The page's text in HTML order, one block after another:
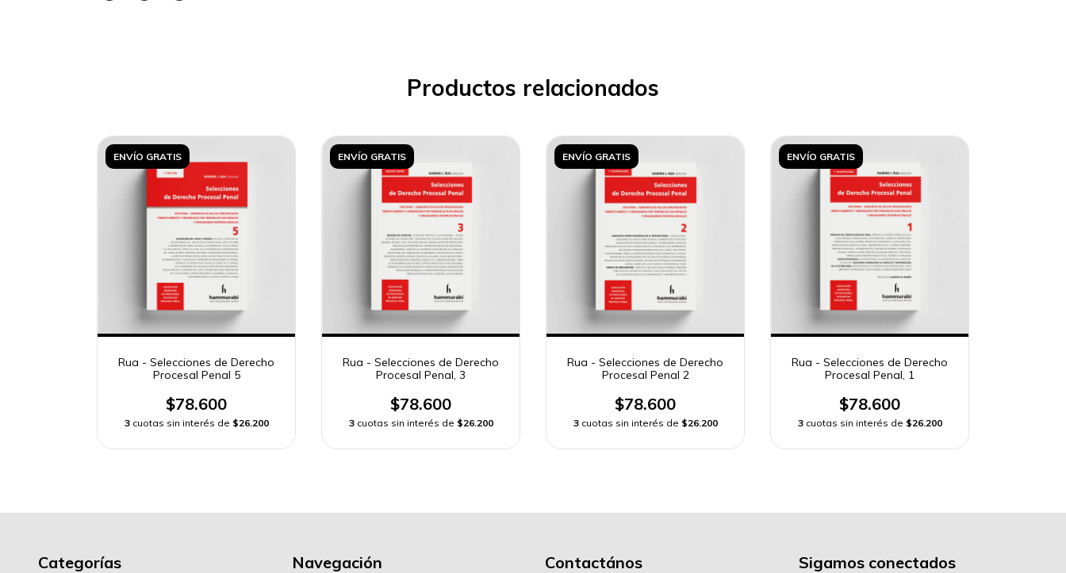
Productos relacionados
ENVÍO GRATIS
Rua - Selecciones de Derecho
Procesal Penal 5
$78.600
3 cuotas sin interés de $26.200
ENVÍO GRATIS
Rua - Selecciones de Derecho
Procesal Penal, 3
$78.600
3 cuotas sin interés de $26.200
ENVÍO GRATIS
Rua - Selecciones de Derecho
Procesal Penal 2
$78.600
3 cuotas sin interés de $26.200
ENVÍO GRATIS
Rua - Selecciones de Derecho
Procesal Penal, 1
$78.600
3 cuotas sin interés de $26.200
Categorías Navegación Contactános Sigamos conectados